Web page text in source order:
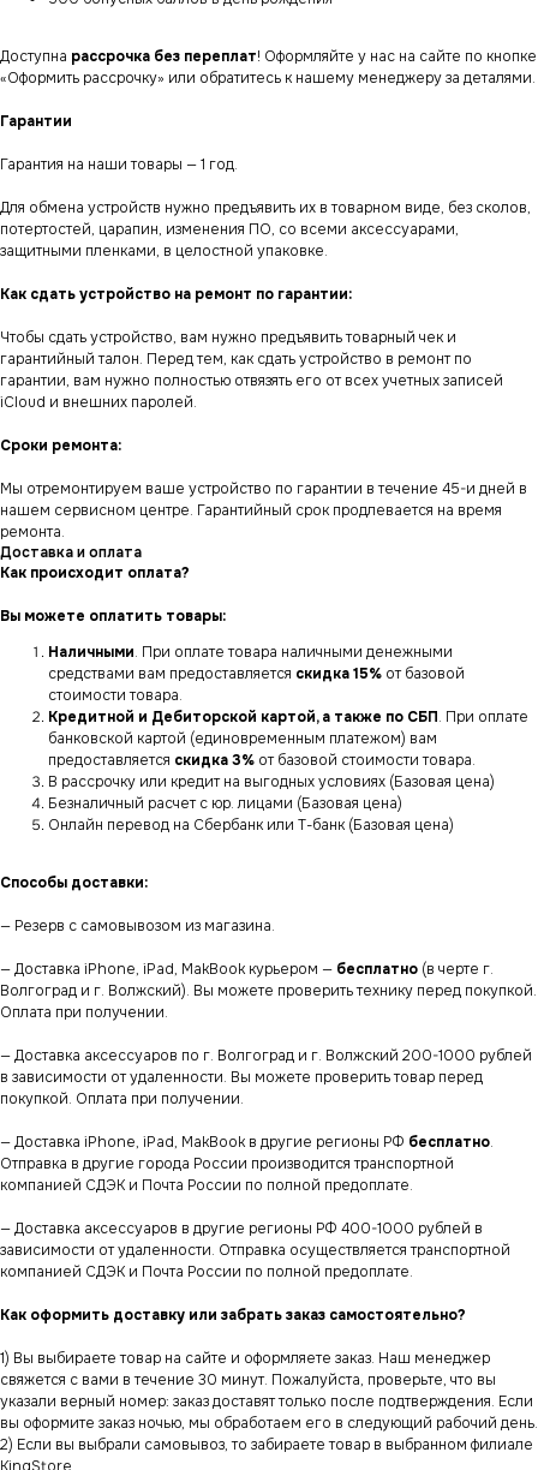
Доступна рассрочка без переплат! Оформляйте у нас на сайте по кнопке
«Оформить рассрочку» или обратитесь к нашему менеджеру за деталями.
Гарантии
Гарантия на наши товары — 1 год.
Для обмена устройств нужно предъявить их в товарном виде, без сколов,
потертостей, царапин, изменения ПО, со всеми аксессуарами,
защитными пленками, в целостной упаковке.
Как сдать устройство на ремонт по гарантии:
Чтобы сдать устройство, вам нужно предъявить товарный чек и
гарантийный талон. Перед тем, как сдать устройство в ремонт по
гарантии, вам нужно полностью отвязять его от всех учетных записей
iCloud и внешних паролей.
Сроки ремонта:
Мы отремонтируем ваше устройство по гарантии в течение 45-и дней в
нашем сервисном центре. Гарантийный срок продлевается на время
ремонта.
Доставка и оплата
Как происходит оплата?
Вы можете оплатить товары:
Наличными. При оплате товара наличными денежными
средствами вам предоставляется скидка 15% от базовой
стоимости товара.
Кредитной и Дебиторской картой, а также по СБП. При оплате
банковской картой (единовременным платежом) вам
предоставляется скидка 3% от базовой стоимости товара.
В рассрочку или кредит на выгодных условиях (Базовая цена)
Безналичный расчет с юр. лицами (Базовая цена)
Онлайн перевод на Сбербанк или Т-банк (Базовая цена)
Способы доставки:
— Резерв с самовывозом из магазина.
— Доставка iPhone, iPad, MakBook курьером — бесплатно (в черте г.
Волгоград и г. Волжский). Вы можете проверить технику перед покупкой.
Оплата при получении.
— Доставка аксессуаров по г. Волгоград и г. Волжский 200-1000 рублей
в зависимости от удаленности. Вы можете проверить товар перед
покупкой. Оплата при получении.
— Доставка iPhone, iPad, MakBook в другие регионы РФ бесплатно.
Отправка в другие города России производится транспортной
компанией СДЭК и Почта России по полной предоплате.
— Доставка аксессуаров в другие регионы РФ 400-1000 рублей в
зависимости от удаленности. Отправка осуществляется транспортной
компанией СДЭК и Почта России по полной предоплате.
Как оформить доставку или забрать заказ самостоятельно?
1) Вы выбираете товар на сайте и оформляете заказ. Наш менеджер
свяжется с вами в течение 30 минут. Пожалуйста, проверьте, что вы
указали верный номер: заказ доставят только после подтверждения. Если
вы оформите заказ ночью, мы обработаем его в следующий рабочий день.
2) Если вы выбрали самовывоз, то забираете товар в выбранном филиале